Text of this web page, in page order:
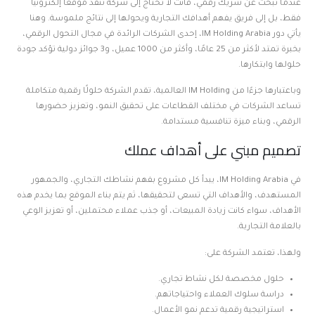
عندما تبحث عن شريك رقمي، فأنت لا تحتاج إلى شركة تنفذ موقعًا إلكترونيًا
فقط، بل إلى فريق يفهم أهدافك التجارية ويحولها إلى نتائج ملموسة. وهنا
يأتي دور IM Holding Arabia، إحدى الشركات الرائدة في مجال التحول الرقمي،
بخبرة تمتد لأكثر من 25 عامًا، وأكثر من 1000 عميل، و3 جوائز دولية تؤكد جودة
حلولها وابتكارها.
وباعتبارها جزءًا من IM Holding العالمية، تقدم الشركة حلولًا رقمية متكاملة
تساعد الشركات في مختلف القطاعات على تحقيق النمو، وتعزيز حضورها
الرقمي، وبناء ميزة تنافسية مستدامة.
تصميم مبني على أهداف عملك
في IM Holding Arabia، يبدأ كل مشروع بفهم نشاطك التجاري، والجمهور
المستهدف، والأهداف التي تسعى لتحقيقها، ثم يتم بناء الموقع بما يخدم هذه
الأهداف، سواء كانت زيادة المبيعات، أو جذب عملاء محتملين، أو تعزيز الوعي
بالعلامة التجارية.
ولهذا، تعتمد الشركة على:
حلول مخصصة لكل نشاط تجاري.
دراسة سلوك العملاء واحتياجاتهم.
استراتيجية رقمية تدعم نمو الأعمال.